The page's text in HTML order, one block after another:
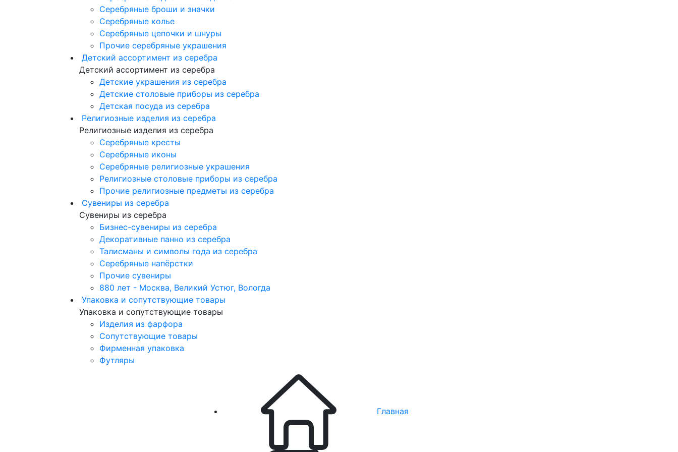
Серебряные броши и значки
Серебряные колье
Серебряные цепочки и шнуры
Прочие серебряные украшения
Детский ассортимент из серебра
Детский ассортимент из серебра
Детские украшения из серебра
Детские столовые приборы из серебра
Детская посуда из серебра
Религиозные изделия из серебра
Религиозные изделия из серебра
Серебряные кресты
Серебряные иконы
Серебряные религиозные украшения
Религиозные столовые приборы из серебра
Прочие религиозные предметы из серебра
Сувениры из серебра
Сувениры из серебра
Бизнес-сувениры из серебра
Декоративные панно из серебра
Талисманы и символы года из серебра
Серебряные напёрстки
Прочие сувениры
880 лет - Москва, Великий Устюг, Вологда
Упаковка и сопутствующие товары
Упаковка и сопутствующие товары
Изделия из фарфора
Сопутствующие товары
Фирменная упаковка
Футляры
Главная